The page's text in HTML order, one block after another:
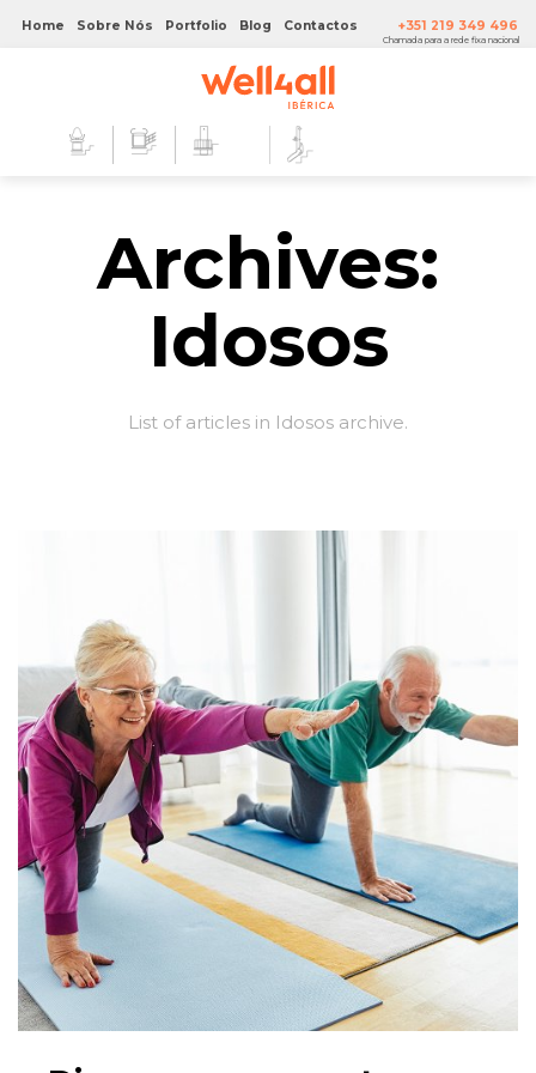
Home Sobre Nós Portfolio Blog Contactos +351 219 349 496
Chamada para a rede fixa nacional
Archives:
Idosos
List of articles in Idosos archive.